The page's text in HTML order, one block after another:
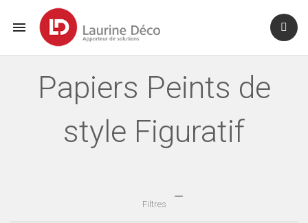

Papiers Peints de
style Figuratif
Filtres